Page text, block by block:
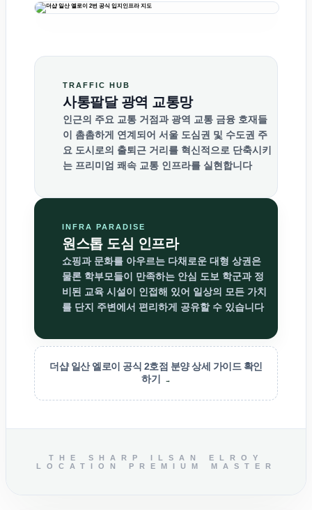
TRAFFIC HUB
사통팔달 광역 교통망
인근의 주요 교통 거점과 광역 교통 금융 호재들
이 촘촘하게 연계되어 서울 도심권 및 수도권 주
요 도시로의 출퇴근 거리를 혁신적으로 단축시키
는 프리미엄 쾌속 교통 인프라를 실현합니다
INFRA PARADISE
원스톱 도심 인프라
쇼핑과 문화를 아우르는 다채로운 대형 상권은
물론 학부모들이 만족하는 안심 도보 학군과 정
비된 교육 시설이 인접해 있어 일상의 모든 가치
를 단지 주변에서 편리하게 공유할 수 있습니다
더샵 일산 엘로이 공식 2호점 분양 상세 가이드 확인
하기
→
THE SHARP ILSAN ELROY
LOCATION PREMIUM MASTER